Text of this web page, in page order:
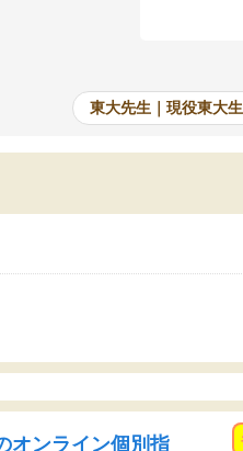
ますが、サ
て、成績が
東大先生｜現役東大
オンライン個別指